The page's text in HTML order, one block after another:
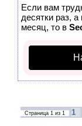
Если вам
десятки раз,
месяц, то в
Страница 1из 1 1